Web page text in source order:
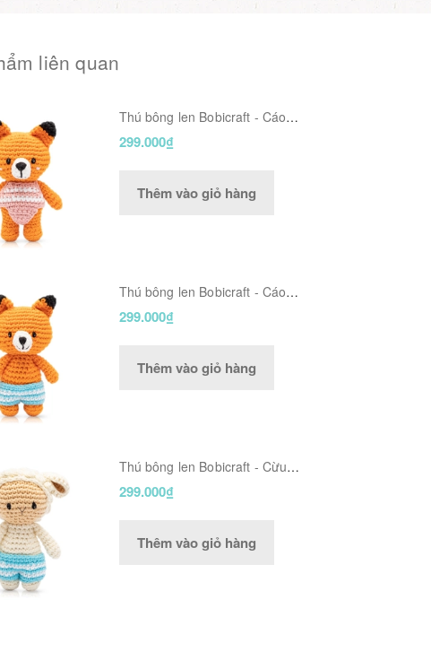
liên quan
Thú bông len Bobicraft - Cáo
Foxxie Nhí - Đồ bơi - Đồ chơi an
299.000₫
Thêm vào giỏ hàng
Thú bông len Bobicraft - Cáo
Fennis Nhí - Đồ bơi - Đồ chơi an
299.000₫
Thêm vào giỏ hàng
Thú bông len Bobicraft - Cừu
Poppy Nhí - Đồ bơi - Đồ chơi an
299.000₫
Thêm vào giỏ hàng